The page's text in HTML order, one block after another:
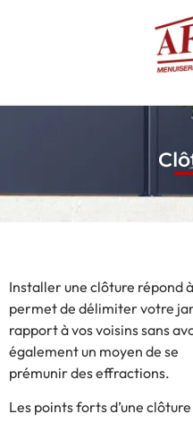
Installer une clôture répond
permet de délimiter votre
rapport à vos voisins sans
également un moyen de se
prémunir des effractions.
Les points forts d’une clôture